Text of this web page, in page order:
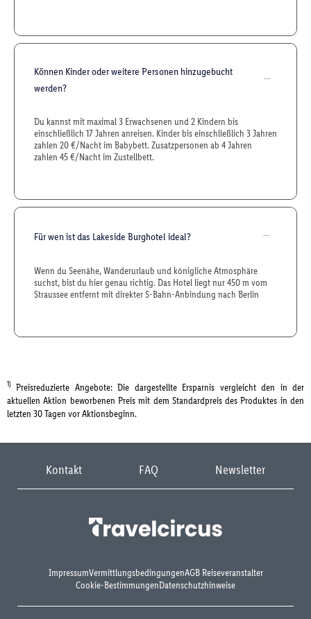
Können Kinder oder weitere Personen hinzugebucht
werden?
Du kannst mit maximal 3 Erwachsenen und 2 Kindern bis
einschließlich 17 Jahren anreisen. Kinder bis einschließlich 3 Jahren
zahlen 20 €/Nacht im Babybett. Zusatzpersonen ab 4 Jahren
zahlen 45 €/Nacht im Zustellbett.
Für wen ist das Lakeside Burghotel ideal?
Wenn du Seenähe, Wanderurlaub und königliche Atmosphäre
suchst, bist du hier genau richtig. Das Hotel liegt nur 450 m vom
Straussee entfernt mit direkter S-Bahn-Anbindung nach Berlin
1) Preisreduzierte Angebote: Die dargestellte Ersparnis vergleicht den in der
aktuellen Aktion beworbenen Preis mit dem Standardpreis des Produktes in den
letzten 30 Tagen vor Aktionsbeginn.
Kontakt FAQ Newsletter
ImpressumVermittlungsbedingungenAGB Reiseveranstalter
Cookie-BestimmungenDatenschutzhinweise